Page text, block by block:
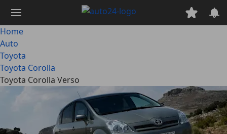
contenuto
principale
Home
Auto
Toyota
Toyota Corolla
Toyota Corolla Verso